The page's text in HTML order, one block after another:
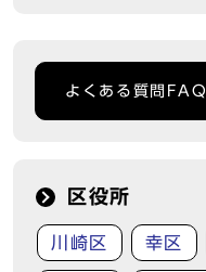
よくある質問FAQ
区役所
川崎区 幸区